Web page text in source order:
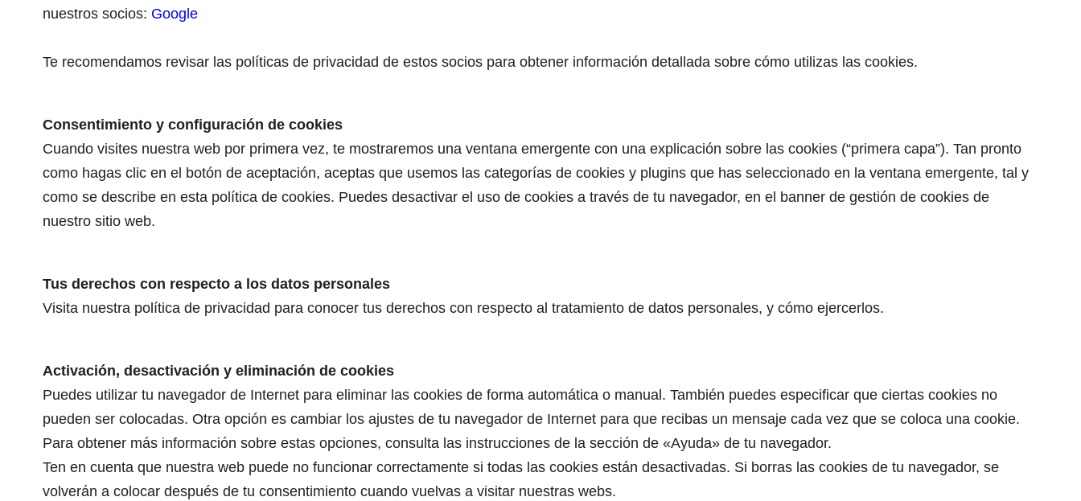
nuestros socios: Google
Te recomendamos revisar las políticas de privacidad de estos socios para obtener información detallada sobre cómo utilizas las cookies.
Consentimiento y configuración de cookies
Cuando visites nuestra web por primera vez, te mostraremos una ventana emergente con una explicación sobre las cookies (“primera capa”). Tan pronto
como hagas clic en el botón de aceptación, aceptas que usemos las categorías de cookies y plugins que has seleccionado en la ventana emergente, tal y
como se describe en esta política de cookies. Puedes desactivar el uso de cookies a través de tu navegador, en el banner de gestión de cookies de
nuestro sitio web.
Tus derechos con respecto a los datos personales
Visita nuestra política de privacidad para conocer tus derechos con respecto al tratamiento de datos personales, y cómo ejercerlos.
Activación, desactivación y eliminación de cookies
Puedes utilizar tu navegador de Internet para eliminar las cookies de forma automática o manual. También puedes especificar que ciertas cookies no
pueden ser colocadas. Otra opción es cambiar los ajustes de tu navegador de Internet para que recibas un mensaje cada vez que se coloca una cookie.
Para obtener más información sobre estas opciones, consulta las instrucciones de la sección de «Ayuda» de tu navegador.
Ten en cuenta que nuestra web puede no funcionar correctamente si todas las cookies están desactivadas. Si borras las cookies de tu navegador, se
volverán a colocar después de tu consentimiento cuando vuelvas a visitar nuestras webs.